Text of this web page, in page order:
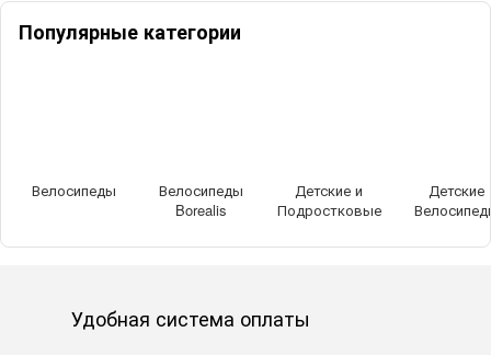
Популярные категории
Велосипеды
Велосипеды
Borealis
Детские и
Подростковые
Детские
Удобная система оплаты